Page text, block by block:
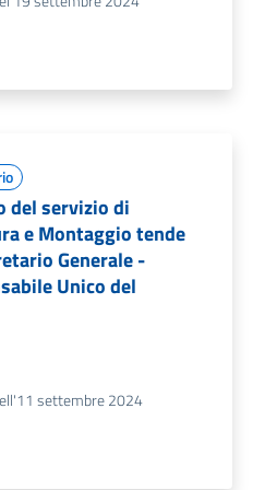
del servizio di
e Montaggio tende
Generale -
Unico del
settembre 2024